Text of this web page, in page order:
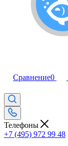
Сравнение0
Телефоны
+7 (495) 972 99 48